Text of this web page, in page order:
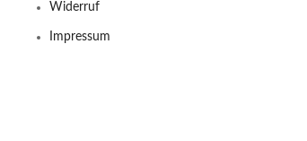
Widerruf
Impressum